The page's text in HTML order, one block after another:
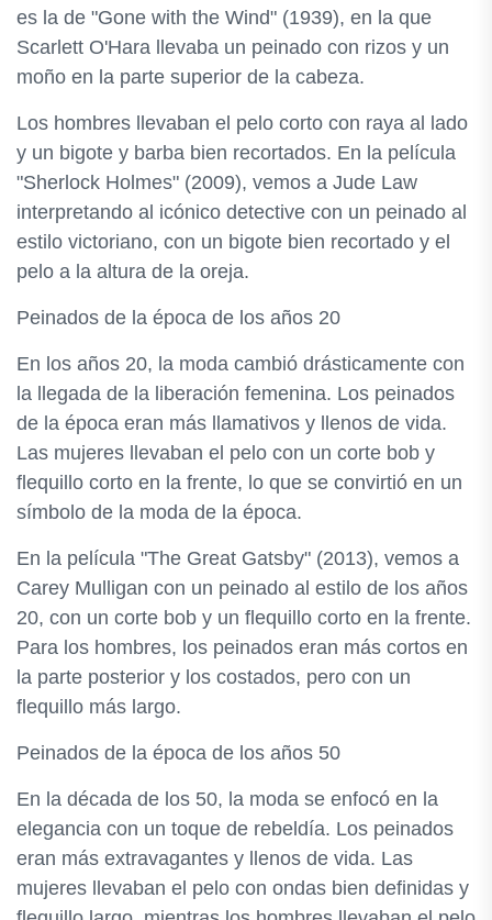
es la de "Gone with the Wind" (1939), en la que
Scarlett O'Hara llevaba un peinado con rizos y un
moño en la parte superior de la cabeza.
Los hombres llevaban el pelo corto con raya al lado
y un bigote y barba bien recortados. En la película
"Sherlock Holmes" (2009), vemos a Jude Law
interpretando al icónico detective con un peinado al
estilo victoriano, con un bigote bien recortado y el
pelo a la altura de la oreja.
Peinados de la época de los años 20
En los años 20, la moda cambió drásticamente con
la llegada de la liberación femenina. Los peinados
de la época eran más llamativos y llenos de vida.
Las mujeres llevaban el pelo con un corte bob y
flequillo corto en la frente, lo que se convirtió en un
símbolo de la moda de la época.
En la película "The Great Gatsby" (2013), vemos a
Carey Mulligan con un peinado al estilo de los años
20, con un corte bob y un flequillo corto en la frente.
Para los hombres, los peinados eran más cortos en
la parte posterior y los costados, pero con un
flequillo más largo.
Peinados de la época de los años 50
En la década de los 50, la moda se enfocó en la
elegancia con un toque de rebeldía. Los peinados
eran más extravagantes y llenos de vida. Las
mujeres llevaban el pelo con ondas bien definidas y